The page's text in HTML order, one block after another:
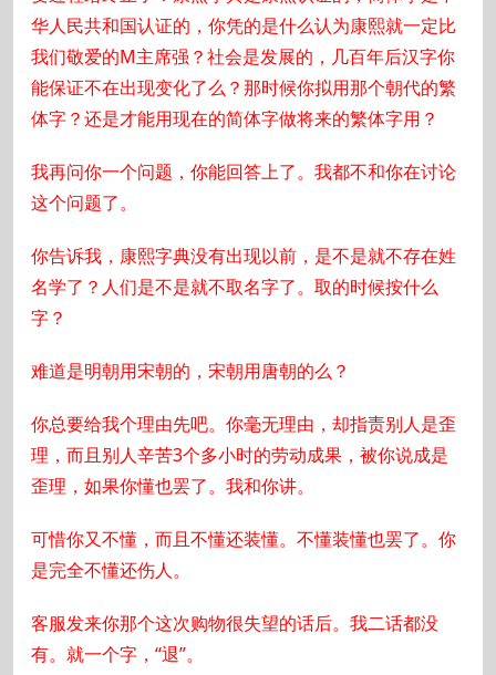
华人民共和国认证的，你凭的是什么认为康熙就一定比
我们敬爱的M主席强？社会是发展的，几百年后汉字你
能保证不在出现变化了么？那时候你拟用那个朝代的繁
体字？还是才能用现在的简体字做将来的繁体字用？
我再问你一个问题，你能回答上了。我都不和你在讨论
这个问题了。
你告诉我，康熙字典没有出现以前，是不是就不存在姓
名学了？人们是不是就不取名字了。取的时候按什么
字？
难道是明朝用宋朝的，宋朝用唐朝的么？
你总要给我个理由先吧。你毫无理由，却指责别人是歪
理，而且别人辛苦3个多小时的劳动成果，被你说成是
歪理，如果你懂也罢了。我和你讲。
可惜你又不懂，而且不懂还装懂。不懂装懂也罢了。你
是完全不懂还伤人。
客服发来你那个这次购物很失望的话后。我二话都没
有。就一个字，“退”。